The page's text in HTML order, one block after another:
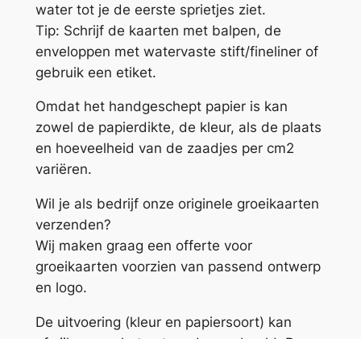
e
a
a
n
a
l
water tot je de eerste sprietjes ziet.
Tip: Schrijf de kaarten met balpen, de
enveloppen met watervaste stift/fineliner of
gebruik een etiket.
Omdat het handgeschept papier is kan
zowel de papierdikte, de kleur, als de plaats
en hoeveelheid van de zaadjes per cm2
variëren.
Wil je als bedrijf onze originele groeikaarten
verzenden?
Wij maken graag een offerte voor
groeikaarten voorzien van passend ontwerp
en logo.
De uitvoering (kleur en papiersoort) kan